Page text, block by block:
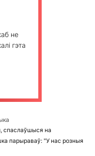
не
гэта
спаслаўшыся на
парыраваў: "У нас розныя